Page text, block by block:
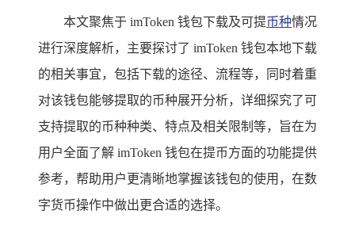
本文聚焦于 imToken 钱包下载及可提币种情况
进行深度解析，主要探讨了 imToken 钱包本地下载
的相关事宜，包括下载的途径、流程等，同时着重
对该钱包能够提取的币种展开分析，详细探究了可
支持提取的币种种类、特点及相关限制等，旨在为
用户全面了解 imToken 钱包在提币方面的功能提供
参考，帮助用户更清晰地掌握该钱包的使用，在数
字货币操作中做出更合适的选择。